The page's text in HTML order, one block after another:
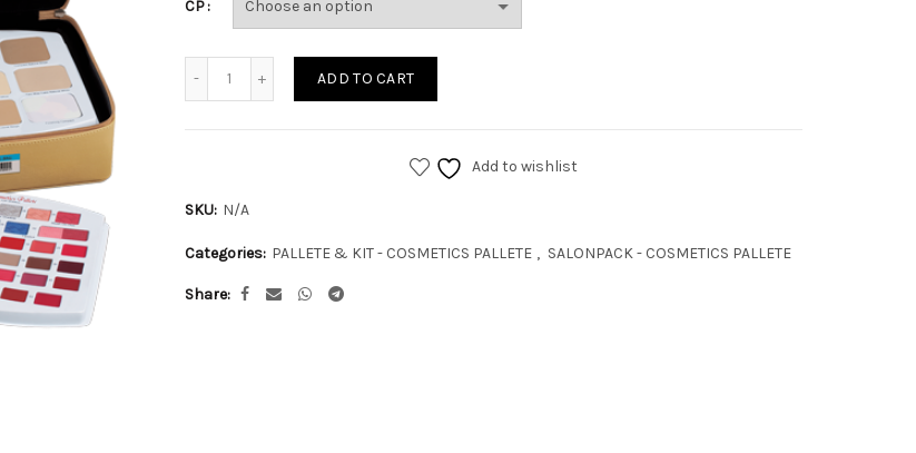
CP
Quantity
ADD TO CART
Add to wishlist
SKU: N/A
Categories: PALLETE & KIT - COSMETICS PALLETE , SALONPACK - COSMETICS PALLETE
Share